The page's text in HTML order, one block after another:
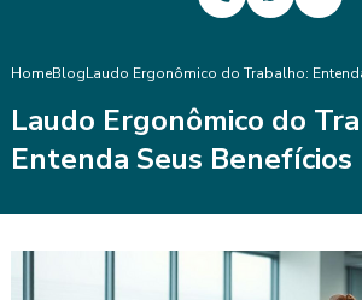
HomeBlogLaudo Ergonômico do Trabalho:
Laudo Ergonômico do
Entenda Seus Benefícios